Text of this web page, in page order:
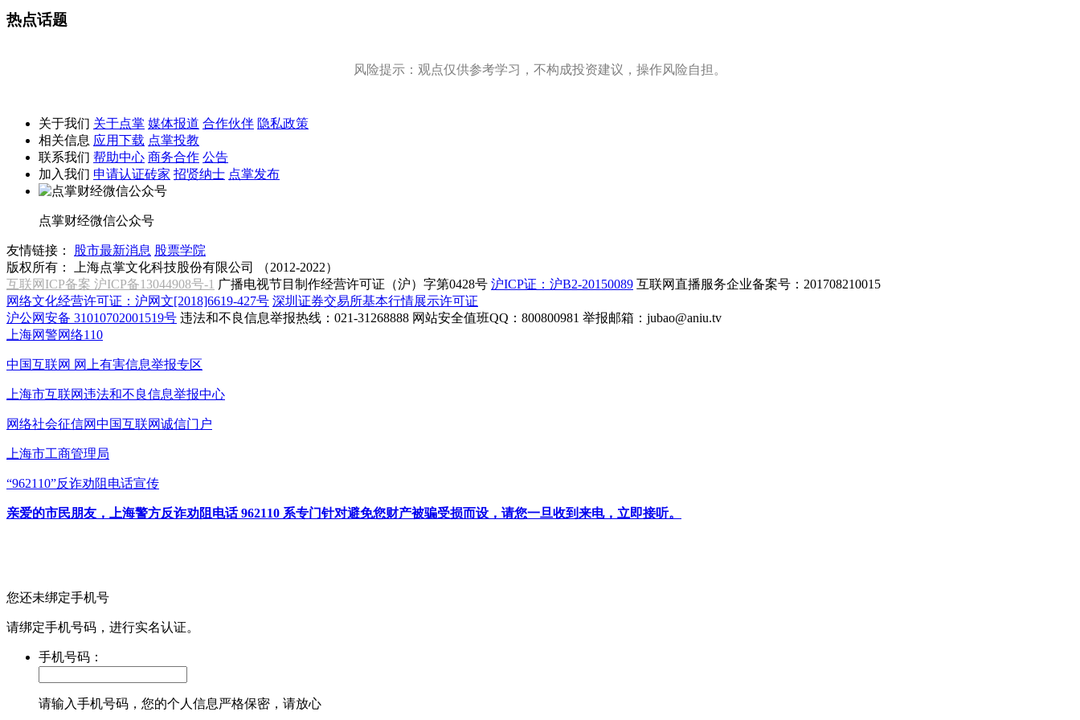
热点话题
风险提示：观点仅供参考学习，不构成投资建议，操作风险自担。
关于我们 关于点掌 媒体报道 合作伙伴 隐私政策
相关信息 应用下载 点掌投教
联系我们 帮助中心 商务合作 公告
加入我们 申请认证砖家 招贤纳士 点掌发布
点掌财经微信公众号
友情链接： 股市最新消息 股票学院
版权所有：
上海点掌文化科技股份有限公司 （2012-2022）
互联网ICP备案 沪ICP备13044908号-1 广播电视节目制作经营许可证（沪）字第0428号 沪ICP证：沪B2-20150089 互联网直播服务企业备案号：201708210015
网络文化经营许可证：沪网文[2018]6619-427号 深圳证券交易所基本行情展示许可证
沪公网安备 31010702001519号 违法和不良信息举报热线：021-31268888 网站安全值班QQ：800800981 举报邮箱： jubao@aniu.tv
上海网警网络110
中国互联网 网上有害信息举报专区
上海市互联网违法和不良信息举报中心
网络社会征信网中国互联网诚信门户
上海市工商管理局
“962110”反诈劝阻电话宣传
亲爱的市民朋友，上海警方反诈劝阻电话 962110 系专门针对避免您财产被骗受损而设，请您一旦收到来电，立即接听。
您还未绑定手机号
请绑定手机号码，进行实名认证。
手机号码：
请输入手机号码，您的个人信息严格保密，请放心